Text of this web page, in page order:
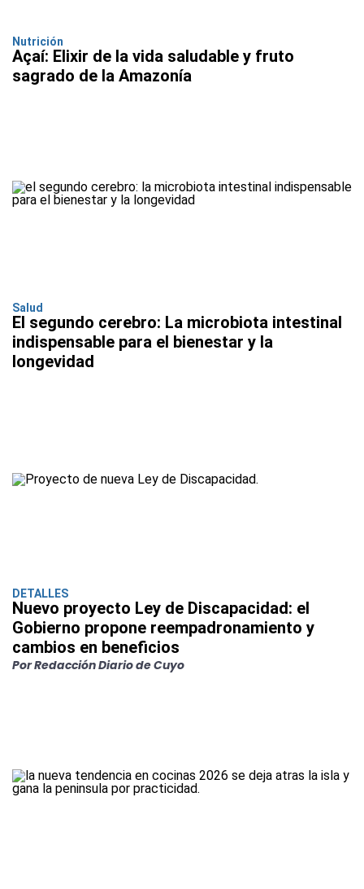
Nutrición
Açaí: Elixir de la vida saludable y fruto
sagrado de la Amazonía
Salud
El segundo cerebro: La microbiota intestinal
indispensable para el bienestar y la
longevidad
DETALLES
Nuevo proyecto Ley de Discapacidad: el
Gobierno propone reempadronamiento y
cambios en beneficios
Por Redacción Diario de Cuyo